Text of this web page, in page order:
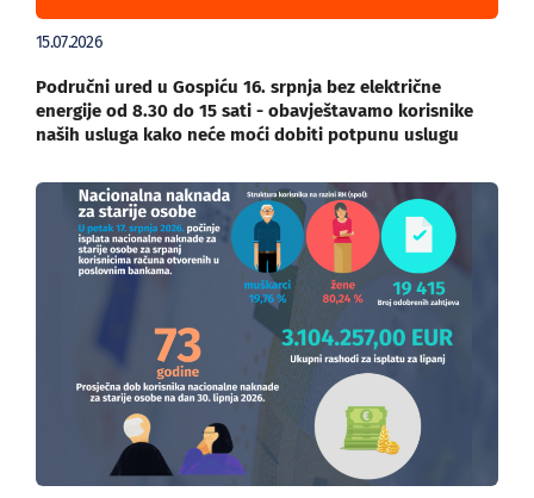
15.07.2026
Područni ured u Gospiću 16. srpnja bez električne
energije od 8.30 do 15 sati - obavještavamo korisnike
naših usluga kako neće moći dobiti potpunu uslugu